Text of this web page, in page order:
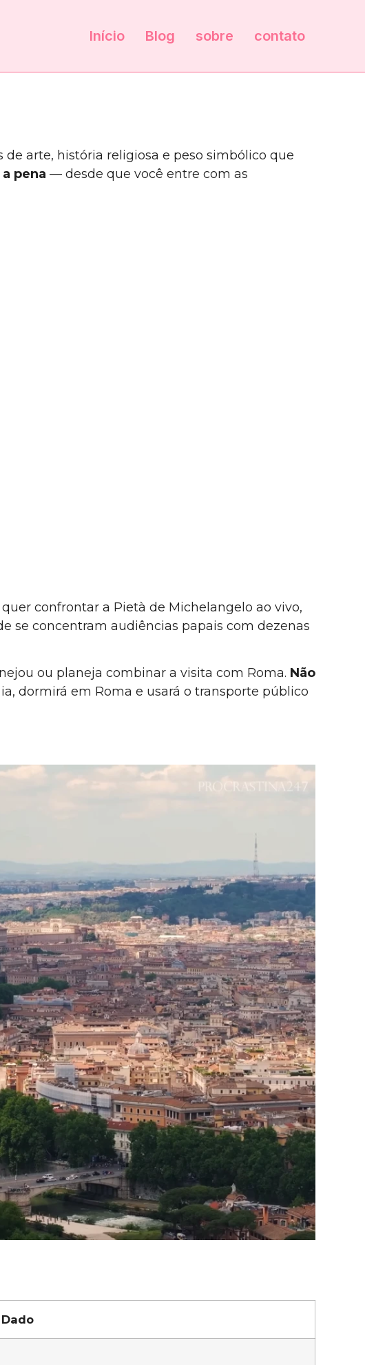
Início Blog sobre contato
arte, história religiosa e peso simbólico que
pena — desde que você entre com as
confrontar a Pietà de Michelangelo ao vivo,
se concentram audiências papais com dezenas
ou planeja combinar a visita com Roma. Não
dormirá em Roma e usará o transporte público
Dado